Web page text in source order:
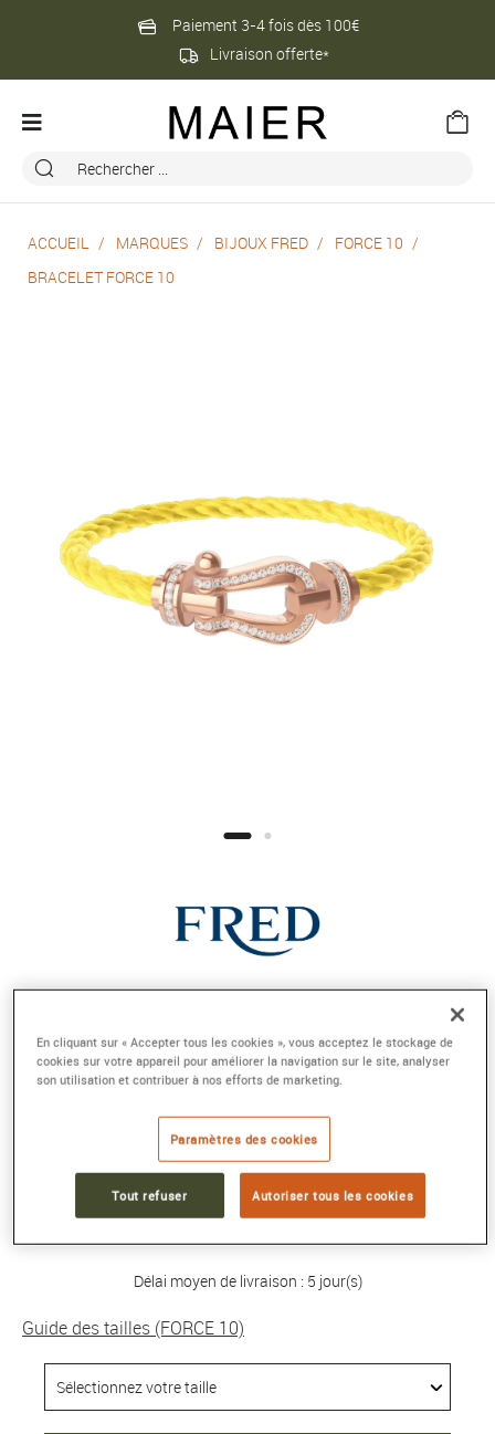
Paiement 3-4 fois dès 100€
Livraison offerte*
ACCUEIL MARQUES BIJOUX FRED
FORCE 10
BRACELET FORCE 10
BRACELET FORCE 10
Grand modèle or rose 750/1000e pavé
Référence :0B0185-6B0220
Collection :FORCE 10
7 980 €
Délai moyen de livraison : 5 jour(s)
Guide des tailles (FORCE 10)
En cliquant sur « Accepter tous les cookies », vous acceptez le stockage de
cookies sur votre appareil pour améliorer la navigation sur le site, analyser
son utilisation et contribuer à nos efforts de marketing.
Paramètres des cookies
Tout refuser Autoriser tous les cookies